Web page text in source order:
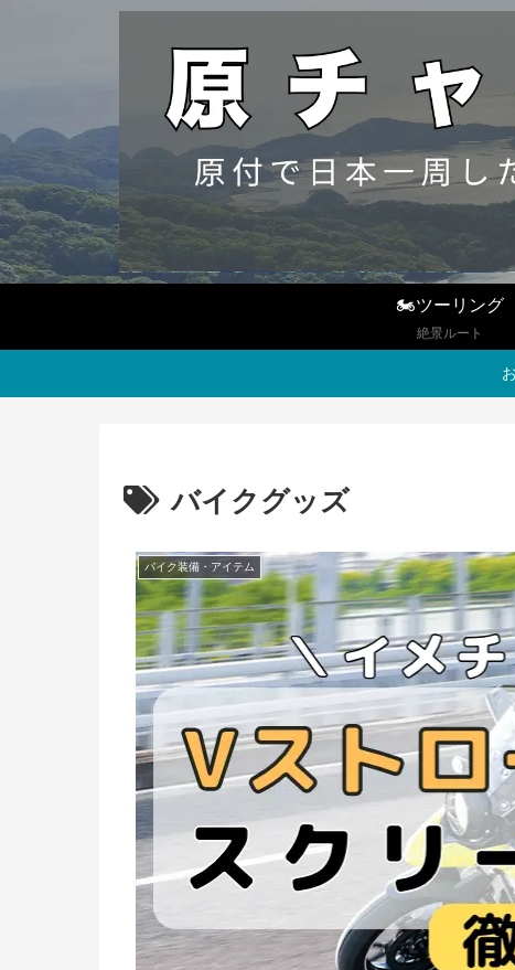
🏍ツーリング
絶景ルート
バイクグッズ
バイク装備・アイテム